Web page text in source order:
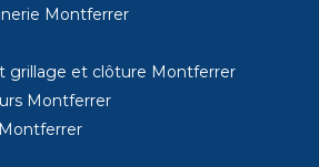
Montferrer
grillage et clôture Montferrer
Montferrer